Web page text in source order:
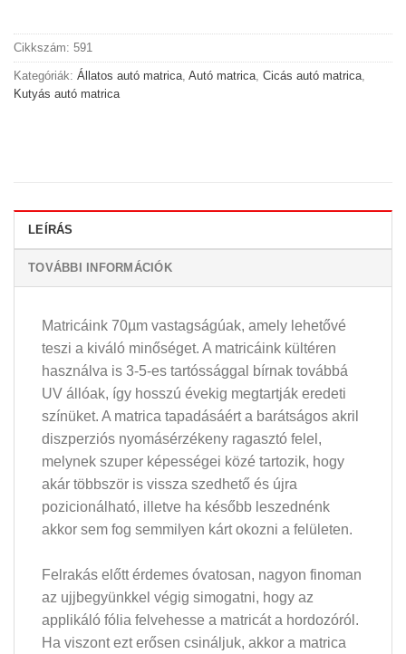
Cikkszám: 591
Kategóriák: Állatos autó matrica Autó matrica Cicás autó matrica
Kutyás autó matrica
LEÍRÁS
TOVÁBBI INFORMÁCIÓK
Matricáink 70µm vastagságúak, amely lehetővé
teszi a kiváló minőséget. A matricáink kültéren
használva is 3-5-es tartóssággal bírnak továbbá
UV állóak, így hosszú évekig megtartják eredeti
színüket. A matrica tapadásáért a barátságos akril
diszperziós nyomásérzékeny ragasztó felel,
melynek szuper képességei közé tartozik, hogy
akár többször is vissza szedhető és újra
pozicionálható, illetve ha később leszednénk
akkor sem fog semmilyen kárt okozni a felületen.
Felrakás előtt érdemes óvatosan, nagyon finoman
az ujjbegyünkkel végig simogatni, hogy az
applikáló fólia felvehesse a matricát a hordozóról.
Ha viszont ezt erősen csináljuk, akkor a matrica